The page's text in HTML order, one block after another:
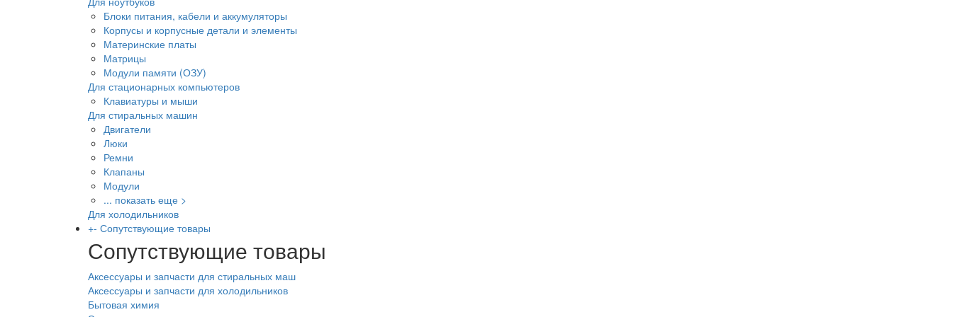
Блоки питания, кабели и аккумуляторы
Корпусы и корпусные детали и элементы
Материнские платы
Матрицы
Модули памяти (ОЗУ)
Для стационарных компьютеров
Клавиатуры и мыши
Для стиральных машин
Двигатели
Люки
Ремни
Клапаны
Модули
... показать еще >
Для холодильников
+- Сопутствующие товары
Сопутствующие товары
Аксессуары и запчасти для стиральных маш
Аксессуары и запчасти для холодильников
Бытовая химия